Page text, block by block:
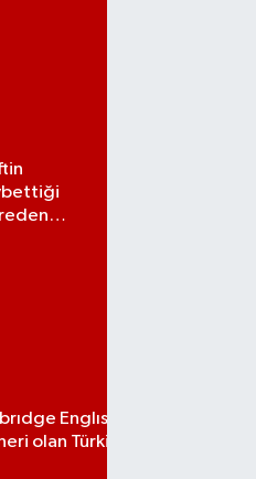
Englısh Platınum
olan Türkiye’deki ilk